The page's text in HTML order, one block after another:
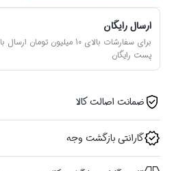
ارسال رایگان
برای سفارشات بالای 10 میلیون تومان ارسال با
پست رایگان
ضمانت اصالت کالا
گارانتی بازگشت وجه